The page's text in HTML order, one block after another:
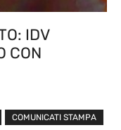
IDV
CON
COMUNICATI STAMPA